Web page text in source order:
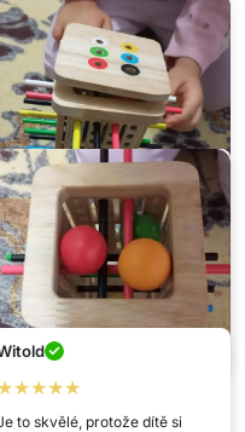
se mi, protože je tam více
Luisato skvělé, protože dítě si